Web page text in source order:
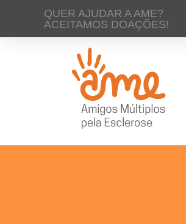
QUER AJUDAR A AME?
ACEITAMOS DOAÇÕES!